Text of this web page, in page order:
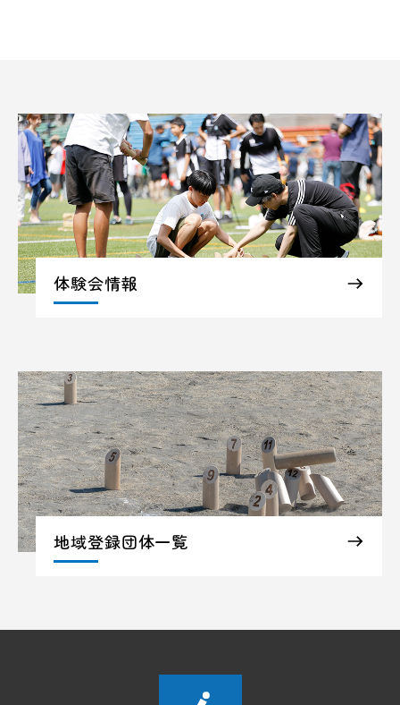
体験会情報
地域登録団体一覧